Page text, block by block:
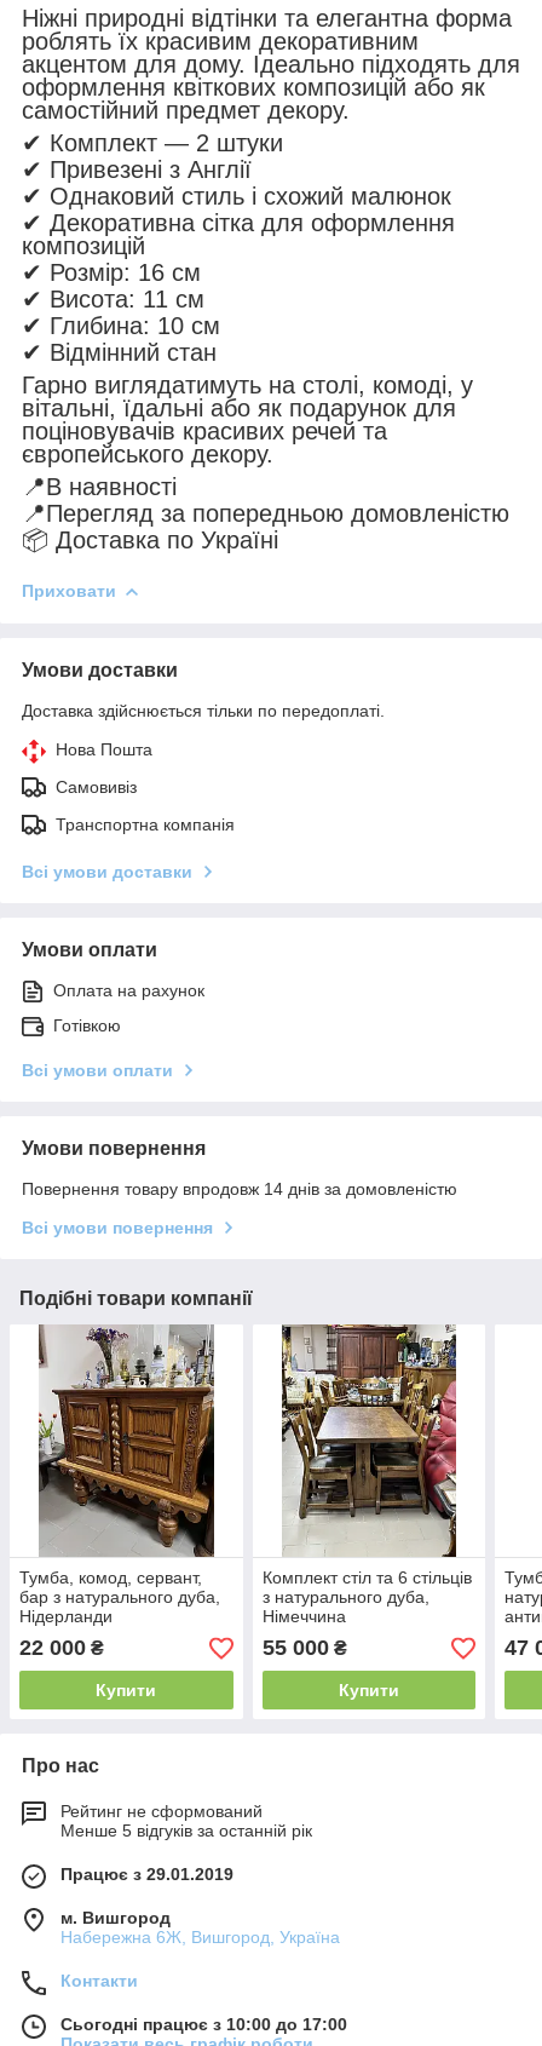
Ніжні природні відтінки та елегантна форма
роблять їх красивим декоративним
акцентом для дому. Ідеально підходять для
оформлення квіткових композицій або як
самостійний предмет декору.
✔ Комплект — 2 штуки
✔ Привезені з Англії
✔ Однаковий стиль і схожий малюнок
✔ Декоративна сітка для оформлення
композицій
✔ Розмір: 16 см
✔ Висота: 11 см
✔ Глибина: 10 см
✔ Відмінний стан
Гарно виглядатимуть на столі, комоді, у
вітальні, їдальні або як подарунок для
поціновувачів красивих речей та
європейського декору.
📍В наявності
📍Перегляд за попередньою домовленістю
📦 Доставка по Україні
Приховати
Умови доставки
Доставка здійснюється тільки по передоплаті.
Нова Пошта
Самовивіз
Транспортна компанія
Всі умови доставки
Умови оплати
Оплата на рахунок
Готівкою
Всі умови оплати
Умови повернення
Повернення товару впродовж 14 днів за домовленістю
Всі умови повернення
Подібні товари компанії
Тумба, комод, сервант,
бар з натурального дуба,
Нідерланди
22 000 ₴
Купити
Комплект стіл та 6 стільців
з натурального дуба,
Німеччина
55 000₴
Купити
47
Про нас
Рейтинг не сформований
Менше 5 відгуків за останній рік
Працює з 29.01.2019
м. Вишгород
Набережна 6Ж, Вишгород, Україна
Контакти
Сьогодні працює з 10:00 до 17:00